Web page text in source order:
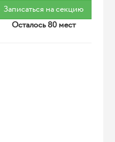
Записаться на секцию
Осталось 80 мест